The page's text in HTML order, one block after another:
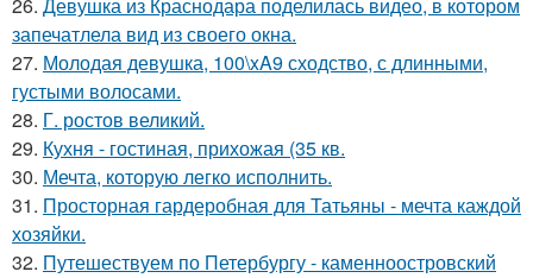
запечатлела вид из своего окна.
27. Молодая девушка, 100\xA9 сходство, с длинными,
густыми волосами.
28. Г. ростов великий.
29. Кухня - гостиная, прихожая (35 кв.
30. Мечта, которую легко исполнить.
31. Просторная гардеробная для Татьяны - мечта каждой
хозяйки.
32. Путешествуем по Петербургу - каменноостровский